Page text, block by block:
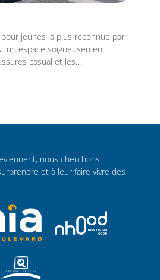
jeunes la plus reconnue par
un espace soigneusement
casual et les...
nous cherchons
et à leur faire vivre des